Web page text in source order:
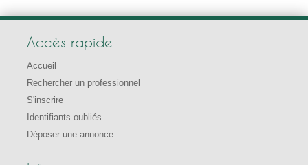
Accès rapide
Accueil
Rechercher un professionnel
S'inscrire
Identifiants oubliés
Déposer une annonce